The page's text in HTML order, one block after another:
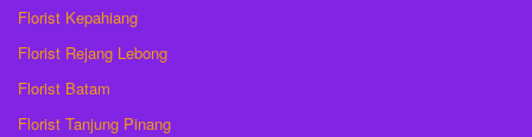
Florist Kepahiang
Florist Rejang Lebong
Florist Batam
Florist Tanjung Pinang